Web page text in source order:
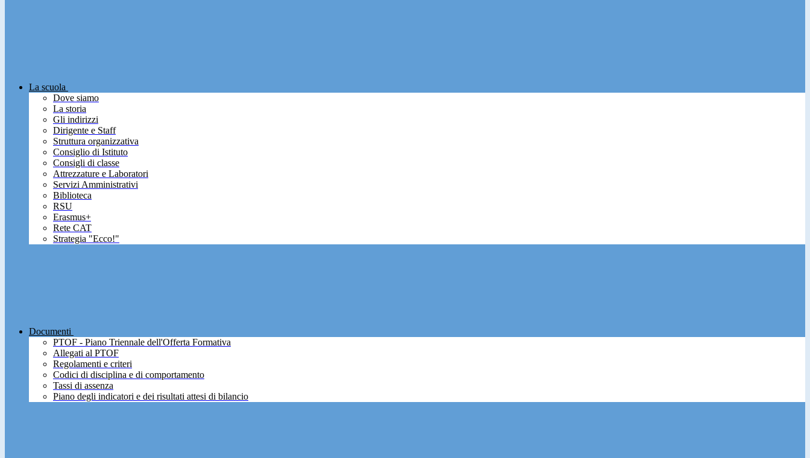
La scuola
Dove siamo
La storia
Gli indirizzi
Dirigente e Staff
Struttura organizzativa
Consiglio di Istituto
Consigli di classe
Attrezzature e Laboratori
Servizi Amministrativi
Biblioteca
RSU
Erasmus+
Rete CAT
Strategia "Ecco!"
Documenti
PTOF - Piano Triennale dell'Offerta Formativa
Allegati al PTOF
Regolamenti e criteri
Codici di disciplina e di comportamento
Tassi di assenza
Piano degli indicatori e dei risultati attesi di bilancio